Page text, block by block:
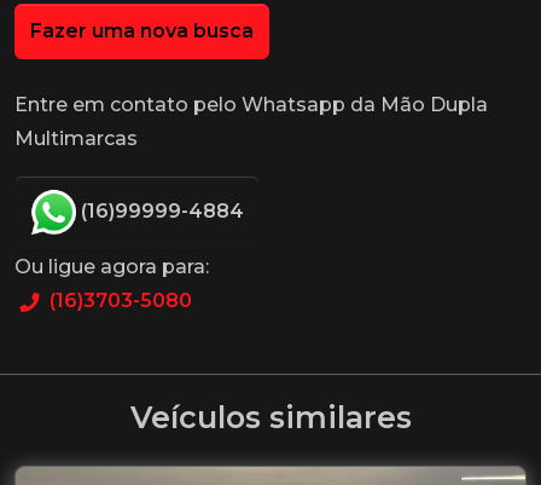
Fazer uma nova busca
Entre em contato pelo Whatsapp da Mão Dupla
Multimarcas
(16)99999-4884
Ou ligue agora para:
(16)3703-5080
Veículos similares